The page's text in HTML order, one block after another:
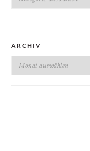
ARCHIV
Archiv